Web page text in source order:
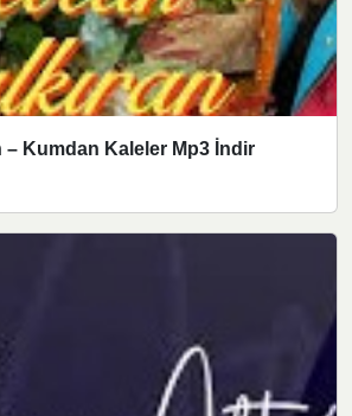
– Kumdan Kaleler Mp3 İndir